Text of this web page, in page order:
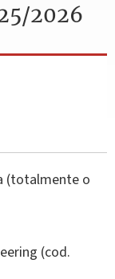
2026
(totalmente o
(cod.